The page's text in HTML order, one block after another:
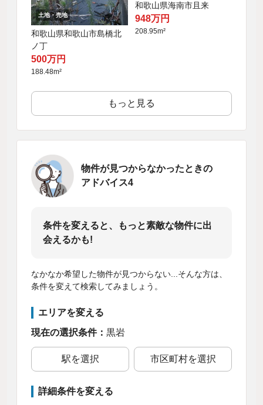
土地・売地
和歌山県和歌山市島橋北
ノ丁
500万円
188.48m²
和歌山県海南市且来
948万円
208.95m²
もっと見る
物件が見つからなかったときの
アドバイス4
条件を変えると、もっと素敵な物件に出
会えるかも!
なかなか希望した物件が見つからない...そんな方は、
条件を変えて検索してみましょう。
エリアを変える
現在の選択条件： 黒岩
駅を選択 市区町村を選択
詳細条件を変える